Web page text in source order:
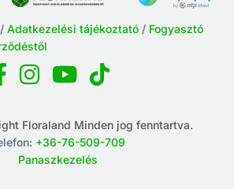
/ Adatkezelési tájékoztató / Fogyasztó
Floraland Minden jog fenntartva.
+36-76-509-709
Panaszkezelés